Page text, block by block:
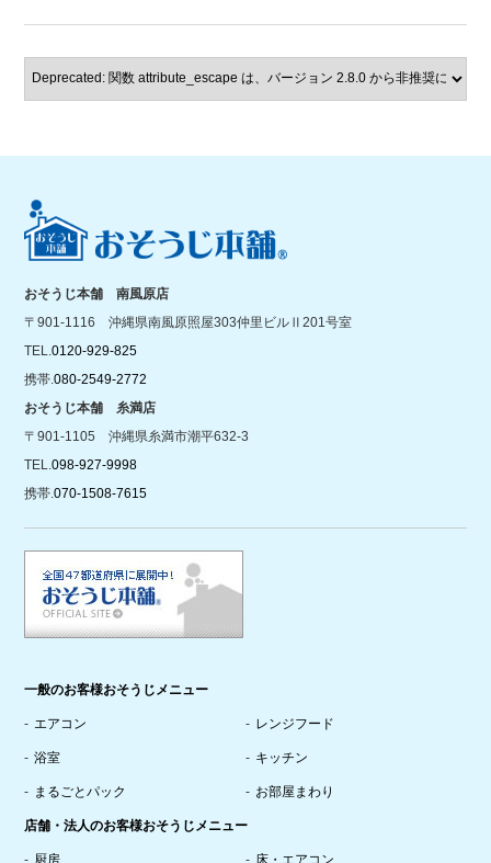
おそうじ本舗 南風原店
〒901-1116 沖縄県南風原照屋303仲里ビルⅡ201号室
TEL.0120-929-825
携帯.080-2549-2772
おそうじ本舗 糸満店
〒901-1105 沖縄県糸満市潮平632-3
TEL.098-927-9998
携帯.070-1508-7615
一般のお客様おそうじメニュー
エアコン レンジフード
浴室 キッチン
まるごとパック お部屋まわり
店舗・法人のお客様おそうじメニュー
厨房 床・エアコン